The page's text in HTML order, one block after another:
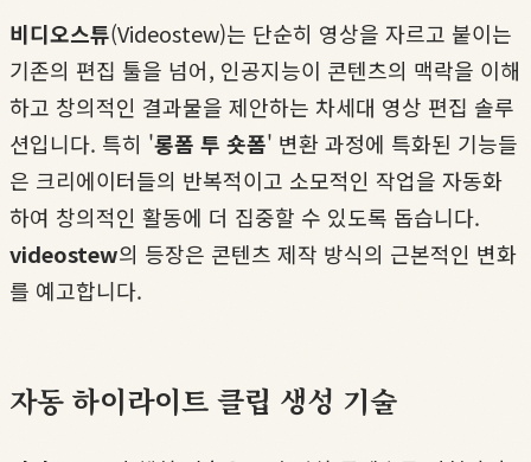
비디오스튜(Videostew)는 단순히 영상을 자르고 붙이는
기존의 편집 툴을 넘어, 인공지능이 콘텐츠의 맥락을 이해
하고 창의적인 결과물을 제안하는 차세대 영상 편집 솔루
션입니다. 특히 '롱폼 투 숏폼' 변환 과정에 특화된 기능들
은 크리에이터들의 반복적이고 소모적인 작업을 자동화
하여 창의적인 활동에 더 집중할 수 있도록 돕습니다.
videostew의 등장은 콘텐츠 제작 방식의 근본적인 변화
를 예고합니다.
자동 하이라이트 클립 생성 기술